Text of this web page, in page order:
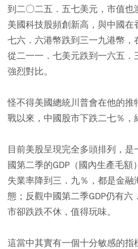
到二○二五．五七美元，市值也
美國科技股頻創新高，與中國在
七六．六港幣跌到三一九港幣，
從二一一．七美元跌到一六五．
強烈對比。
怪不得美國總統川普會在他的推
戰以來，中國股市下跌二七％，
目前美股呈現完全多頭排列，是
國第二季的GDP（國內生產毛額
失業率降到三．九％，都是金融
態；反觀中國第二季GDP仍有六
市卻跌跌不休，值得玩味。
這當中其實有一個十分敏感的指